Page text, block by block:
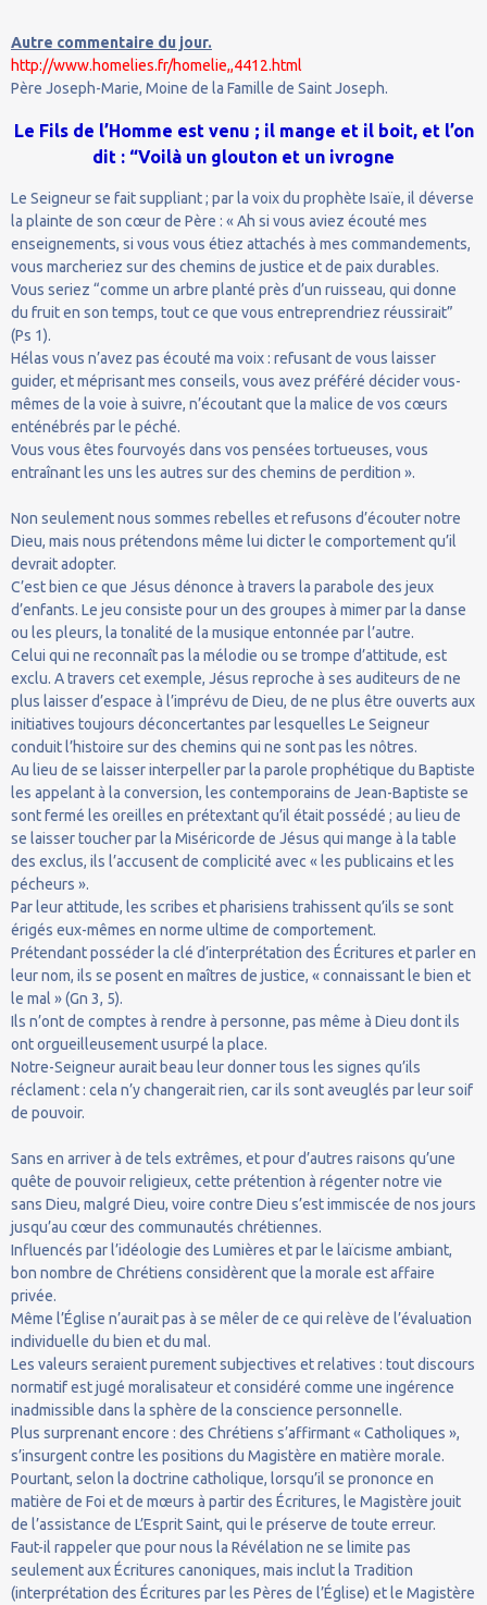
Autre commentaire du jour.
http://www.homelies.fr/homelie,,4412.html
Père Joseph-Marie, Moine de la Famille de Saint Joseph.
Le Fils de l’Homme est venu ; il mange et il boit, et l’on
dit : “Voilà un glouton et un ivrogne
Le Seigneur se fait suppliant ; par la voix du prophète Isaïe, il déverse
la plainte de son cœur de Père : « Ah si vous aviez écouté mes
enseignements, si vous vous étiez attachés à mes commandements,
vous marcheriez sur des chemins de justice et de paix durables.
Vous seriez “comme un arbre planté près d’un ruisseau, qui donne
du fruit en son temps, tout ce que vous entreprendriez réussirait”
(Ps 1).
Hélas vous n’avez pas écouté ma voix : refusant de vous laisser
guider, et méprisant mes conseils, vous avez préféré décider vous-
mêmes de la voie à suivre, n’écoutant que la malice de vos cœurs
enténébrés par le péché.
Vous vous êtes fourvoyés dans vos pensées tortueuses, vous
entraînant les uns les autres sur des chemins de perdition ».
Non seulement nous sommes rebelles et refusons d’écouter notre
Dieu, mais nous prétendons même lui dicter le comportement qu’il
devrait adopter.
C’est bien ce que Jésus dénonce à travers la parabole des jeux
d’enfants. Le jeu consiste pour un des groupes à mimer par la danse
ou les pleurs, la tonalité de la musique entonnée par l’autre.
Celui qui ne reconnaît pas la mélodie ou se trompe d’attitude, est
exclu. A travers cet exemple, Jésus reproche à ses auditeurs de ne
plus laisser d’espace à l’imprévu de Dieu, de ne plus être ouverts aux
initiatives toujours déconcertantes par lesquelles Le Seigneur
conduit l’histoire sur des chemins qui ne sont pas les nôtres.
Au lieu de se laisser interpeller par la parole prophétique du Baptiste
les appelant à la conversion, les contemporains de Jean-Baptiste se
sont fermé les oreilles en prétextant qu’il était possédé ; au lieu de
se laisser toucher par la Miséricorde de Jésus qui mange à la table
des exclus, ils l’accusent de complicité avec « les publicains et les
pécheurs ».
Par leur attitude, les scribes et pharisiens trahissent qu’ils se sont
érigés eux-mêmes en norme ultime de comportement.
Prétendant posséder la clé d’interprétation des Écritures et parler en
leur nom, ils se posent en maîtres de justice, « connaissant le bien et
le mal » (Gn 3, 5).
Ils n’ont de comptes à rendre à personne, pas même à Dieu dont ils
ont orgueilleusement usurpé la place.
Notre-Seigneur aurait beau leur donner tous les signes qu’ils
réclament : cela n’y changerait rien, car ils sont aveuglés par leur soif
de pouvoir.
Sans en arriver à de tels extrêmes, et pour d’autres raisons qu’une
quête de pouvoir religieux, cette prétention à régenter notre vie
sans Dieu, malgré Dieu, voire contre Dieu s’est immiscée de nos jours
jusqu’au cœur des communautés chrétiennes.
Influencés par l’idéologie des Lumières et par le laïcisme ambiant,
bon nombre de Chrétiens considèrent que la morale est affaire
privée.
Même l’Église n’aurait pas à se mêler de ce qui relève de l’évaluation
individuelle du bien et du mal.
Les valeurs seraient purement subjectives et relatives : tout discours
normatif est jugé moralisateur et considéré comme une ingérence
inadmissible dans la sphère de la conscience personnelle.
Plus surprenant encore : des Chrétiens s’affirmant « Catholiques »,
s’insurgent contre les positions du Magistère en matière morale.
Pourtant, selon la doctrine catholique, lorsqu’il se prononce en
matière de Foi et de mœurs à partir des Écritures, le Magistère jouit
de l’assistance de L’Esprit Saint, qui le préserve de toute erreur.
Faut-il rappeler que pour nous la Révélation ne se limite pas
seulement aux Écritures canoniques, mais inclut la Tradition
(interprétation des Écritures par les Pères de l’Église) et le Magistère